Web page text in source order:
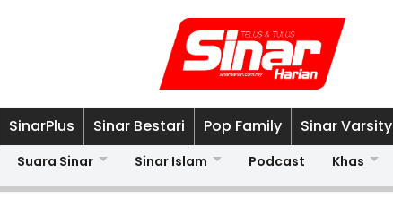
SinarPlus Sinar Bestari Pop Family Sinar Varsity
Suara Sinar Sinar Islam Podcast Khas